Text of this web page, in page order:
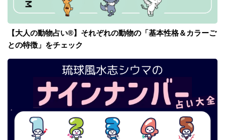
【大人の動物占い®】それぞれの動物の「基本性格＆カラーご
との特徴」をチェック